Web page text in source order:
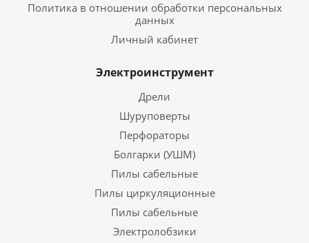
Политика в отношении обработки персональных
данных
Личный кабинет
Электроинструмент
Дрели
Шуруповерты
Перфораторы
Болгарки (УШМ)
Пилы сабельные
Пилы циркуляционные
Пилы сабельные
Электролобзики